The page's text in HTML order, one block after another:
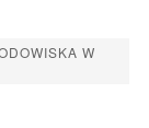
W